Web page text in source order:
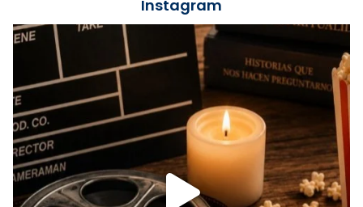
Recupera l'entrevista comp
Vatican
tican News 👇
www.vaticannews.va/es/iglesia/news/2026-
07/carmina-historia-depresion-papa-viaje-
espana-testimoni...
Foto
View on Facebook · Share
Instagram